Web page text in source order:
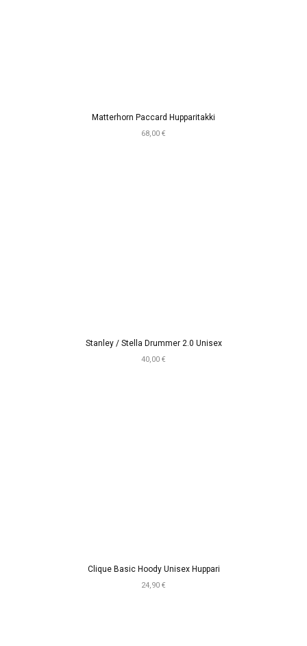
Matterhorn Paccard Hupparitakki
68,00 €
Stanley / Stella Drummer 2.0 Unisex
40,00 €
Clique Basic Hoody Unisex Huppari
24,90 €